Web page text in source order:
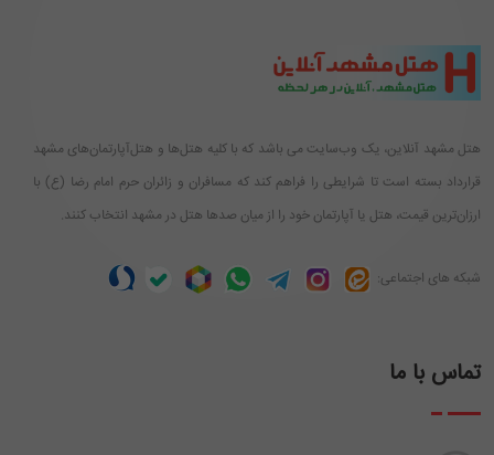
هتل مشهد آنلاین، یک وب‌سایت می باشد که با کلیه هتل‌ها و هتل‌آپارتمان‌های مشهد
قرارداد بسته است تا شرایطی را فراهم کند که مسافران و زائران حرم امام رضا (ع) با
ارزان‌ترین قیمت، هتل یا آپارتمان خود را از میان صدها هتل در مشهد انتخاب کنند.
شبکه های اجتماعی:
تماس با ما